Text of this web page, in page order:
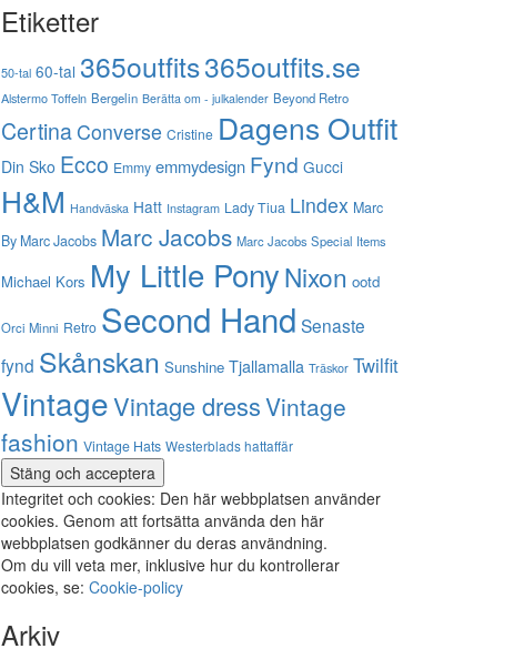
Etiketter
50-tal 60-tal 365outfits365outfits.se
Alstermo Toffeln Bergelin Berätta om - julkalender Beyond Retro
CertinaConverse Cristine Dagens Outfit
Din Sko Ecco Emmy emmydesign Fynd Gucci
H&M Handväska Hatt Instagram Lady Tiua Lindex Marc
By Marc Jacobs Marc Jacobs Marc Jacobs Special Items
Michael Kors My Little PonyNixon ootd
Orci Minni Retro Second Hand Senaste
fynd Skånskan Sunshine Tjallamalla Träskor Twilfit
VintageVintage dressVintage
fashion Vintage Hats Westerblads hattaffär
Integritet och cookies: Den här webbplatsen använder
cookies. Genom att fortsätta använda den här
webbplatsen godkänner du deras användning.
Om du vill veta mer, inklusive hur du kontrollerar
cookies, se: Cookie-policy
Arkiv